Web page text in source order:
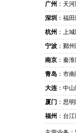
广州 ：天
深圳 ：福
杭州 ：上
宁波 ：鄞
南京 ：秦
青岛 ：市
大连 ：中
厦门 ：思
福州 ：台